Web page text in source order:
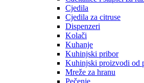
Cjedila
Cjedila za citruse
Dispenzeri
Kolači
Kuhanje
Kuhinjski pribor
Kuhinjski proizvodi od
Mreže za hranu
Pečenje